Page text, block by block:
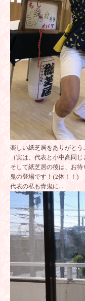
楽しい紙芝居をありがとう
（実は、代表と小中高同
そして紙芝居の後は、お
鬼の登場です！(2体！！)
代表の私も青鬼に…